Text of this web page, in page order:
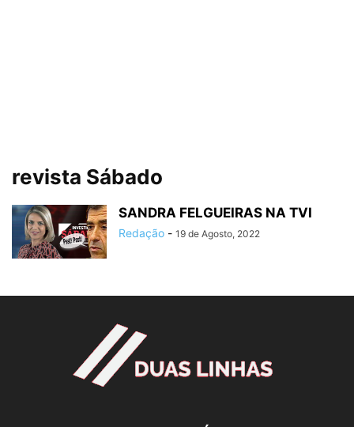
revista Sábado
SANDRA FELGUEIRAS NA TVI
Redação - 19 de Agosto, 2022